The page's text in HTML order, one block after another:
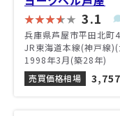
3.1
兵庫県芦屋市平田北町
JR東海道本線(神戸線)(
1998年3月(築28年)
売買価格相場